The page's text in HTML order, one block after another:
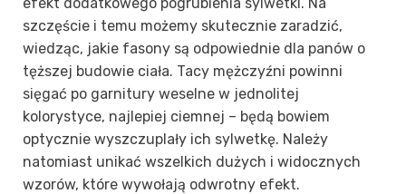
szczęście i temu możemy skutecznie zaradzić,
wiedząc, jakie fasony są odpowiednie dla panów o
tęższej budowie ciała. Tacy mężczyźni powinni
sięgać po garnitury weselne w jednolitej
kolorystyce, najlepiej ciemnej – będą bowiem
optycznie wyszczuplały ich sylwetkę. Należy
natomiast unikać wszelkich dużych i widocznych
wzorów, które wywołają odwrotny efekt.